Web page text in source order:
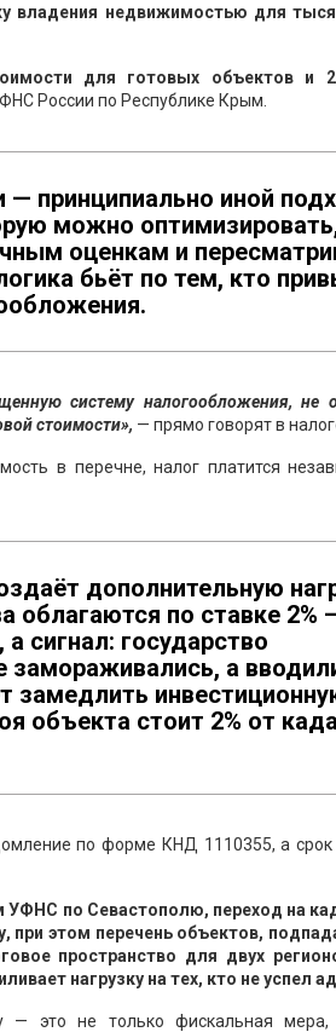
владения недвижимостью для
для готовых объектов и
России по Республике Крым.
принципиально иной
можно
оценкам и
бьёт по тем, кто
систему налогообложения, не
стоимости», — прямо говорят в
в перечне, налог платится
дополнительную
облагаются по ставке 2%
сигнал: государство
замораживались, а
замедлить
объекта стоит 2% от
по форме КНД 1110355, а
УФНС по Севастополю, переход на
при этом перечень объектов,
пространство для двух
нагрузку на тех, кто не успел
— это не только фискальная